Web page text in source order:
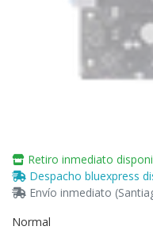
Retiro inmediato
Despacho bluexpress
Envío inmediato
Normal